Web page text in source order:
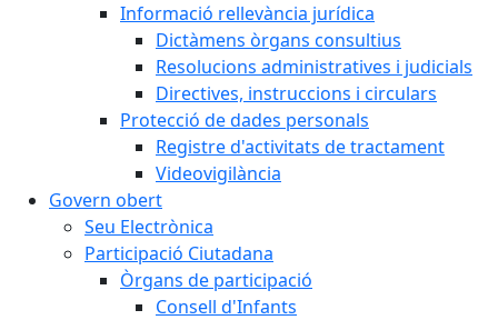
Informació rellevància jurídica
Dictàmens òrgans consultius
Resolucions administratives i judicials
Directives, instruccions i circulars
Protecció de dades personals
Registre d'activitats de tractament
Videovigilància
Govern obert
Seu Electrònica
Participació Ciutadana
Òrgans de participació
Consell d'Infants